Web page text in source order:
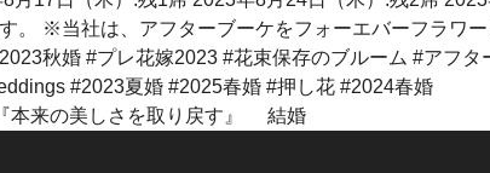
『本来の美しさを取り戻す』 結婚